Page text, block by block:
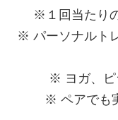
※１回当たり
※ パーソナルト
※ ヨガ、ピ
※ ペアでも